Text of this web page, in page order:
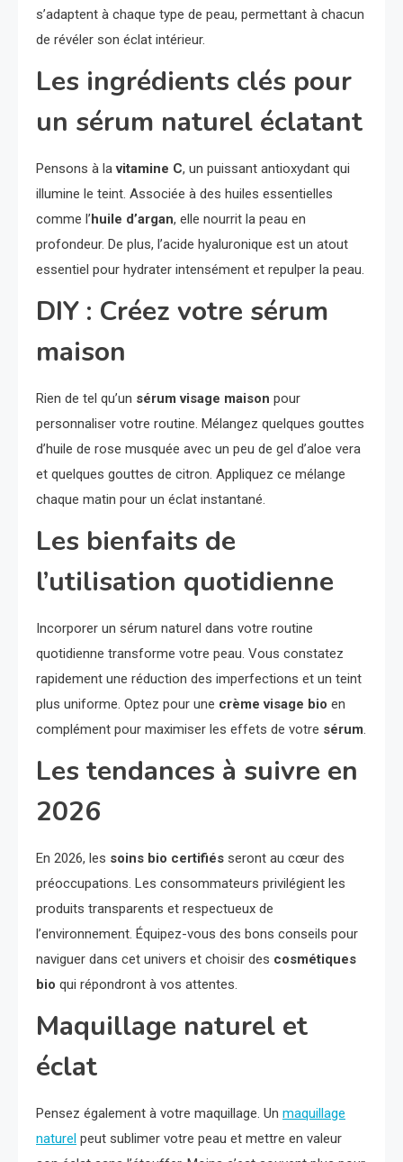
s’adaptent à chaque type de peau, permettant à chacun
de révéler son éclat intérieur.
Les ingrédients clés pour
un sérum naturel éclatant
Pensons à lavitamine C, un puissant antioxydant qui
illumine le teint. Associée à des huiles essentielles
comme l’ huile d’argan, elle nourrit la peau en
profondeur. De plus, l’acide hyaluronique est un atout
essentiel pour hydrater intensément et repulper la peau.
DIY : Créez votre sérum
maison
Rien de tel qu’un sérum visage maison pour
personnaliser votre routine. Mélangez quelques gouttes
d’huile de rose musquée avec un peu de gel d’aloe vera
et quelques gouttes de citron. Appliquez ce mélange
chaque matin pour un éclat instantané.
Les bienfaits de
l’utilisation quotidienne
Incorporer un sérum naturel dans votre routine
quotidienne transforme votre peau. Vous constatez
rapidement une réduction des imperfections et un teint
plus uniforme. Optez pour une crème visage bio en
complément pour maximiser les effets de votre sérum.
Les tendances à suivre en
2026
En 2026, les soins bio certifiés seront au cœur des
préoccupations. Les consommateurs privilégient les
produits transparents et respectueux de
l’environnement. Équipez-vous des bons conseils pour
naviguer dans cet univers et choisir des cosmétiques
bio qui répondront à vos attentes.
Maquillage naturel et
éclat
Pensez également à votre maquillage. Un maquillage
naturel peut sublimer votre peau et mettre en valeur